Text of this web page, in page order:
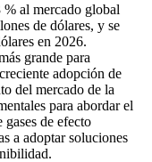
al mercado global
de dólares, y se
en 2026.
grande para
adopción de
del mercado de la
para abordar el
de efecto
a adoptar soluciones